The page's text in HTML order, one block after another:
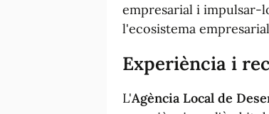
empresarial i impulsar-
l'ecosistema
Experiència i
L'Agència Local de